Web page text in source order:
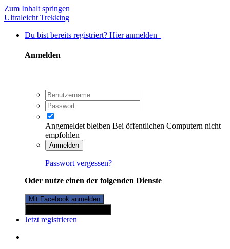
Zum Inhalt springen
Ultraleicht Trekking
Du bist bereits registriert? Hier anmelden
Anmelden
Angemeldet bleiben Bei öffentlichen Computern nicht
empfohlen
Anmelden
Passwort vergessen?
Oder nutze einen der folgenden Dienste
Mit Facebook anmelden
Jetzt registrieren